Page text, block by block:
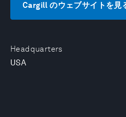
Headquarters
USA
Cargill のウェブサイトを見